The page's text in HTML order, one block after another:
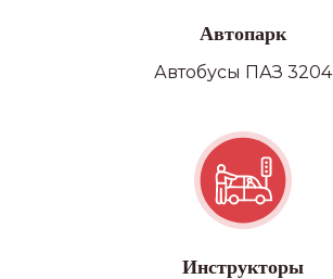
Автопарк
Автобусы ПАЗ 3204
Инструкторы